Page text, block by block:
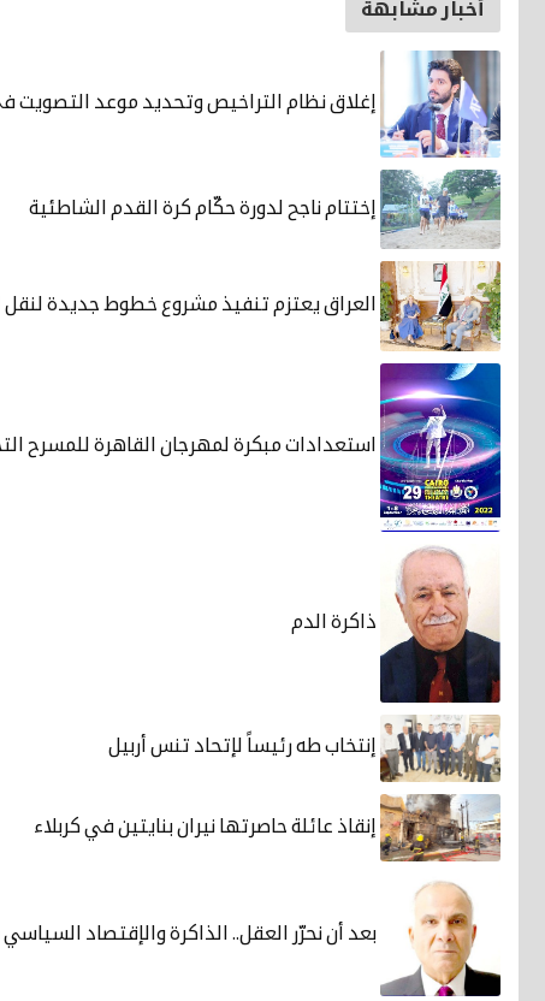
أخبار مشابهة
إغلاق نظام التراخيص وتحديد موعد التصويت
إختتام ناجح لدورة حكّام كرة القدم الشاطئية
العراق يعتزم تنفيذ مشروع خطوط جديدة لنقل
استعدادات مبكرة لمهرجان القاهرة للمسرح
ذاكرة الدم
إنتخاب طه رئيساً لإتحاد تنس أربيل
إنقاذ عائلة حاصرتها نيران بنايتين في كربلاء
بعد أن نحرّر العقل.. الذاكرة والإقتصاد السياسي